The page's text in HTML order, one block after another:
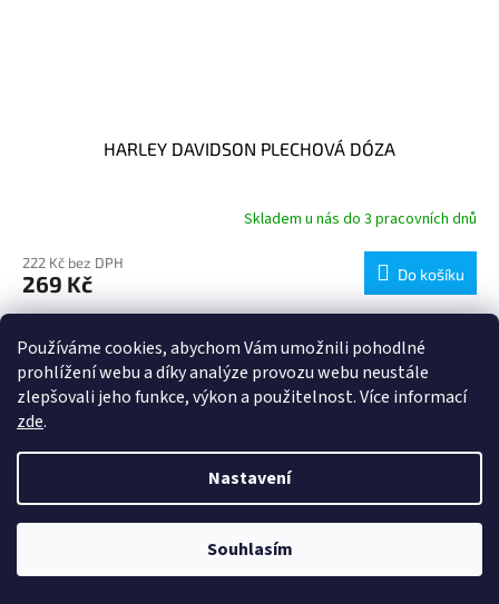
Používáme cookies, abychom Vám umožnili pohodlné
prohlížení webu a díky analýze provozu webu neustále
zlepšovali jeho funkce, výkon a použitelnost. Více informací
zde.
Nastavení
Souhlasím
HARLEY DAVIDSON PLECHOVÁ DÓZA
Skladem u nás do 3 pracovních dnů
222 Kč bez DPH
269 Kč Do košíku
Kód:NA31507